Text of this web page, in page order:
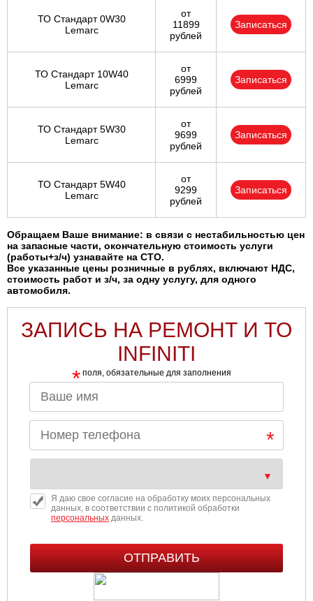
ТО Стандарт 0W30
Lemarc
от
11899
рублей
Записаться
ТО Стандарт 10W40
Lemarc
от
6999
рублей
Записаться
ТО Стандарт 5W30
Lemarc
от
9699
рублей
Записаться
ТО Стандарт 5W40
Lemarc
от
9299
рублей
Записаться
Обращаем Ваше внимание: в связи с нестабильностью цен
на запасные части, окончательную стоимость услуги
(работы+з/ч) узнавайте на СТО.
Все указанные цены розничные в рублях, включают НДС,
стоимость работ и з/ч, за одну услугу, для одного
автомобиля.
ЗАПИСЬ НА РЕМОНТ И ТО
INFINITI
* поля, обязательные для заполнения
Я даю свое согласие на обработку моих персональных
данных, в соответствии с политикой обработки
персональныхданных.